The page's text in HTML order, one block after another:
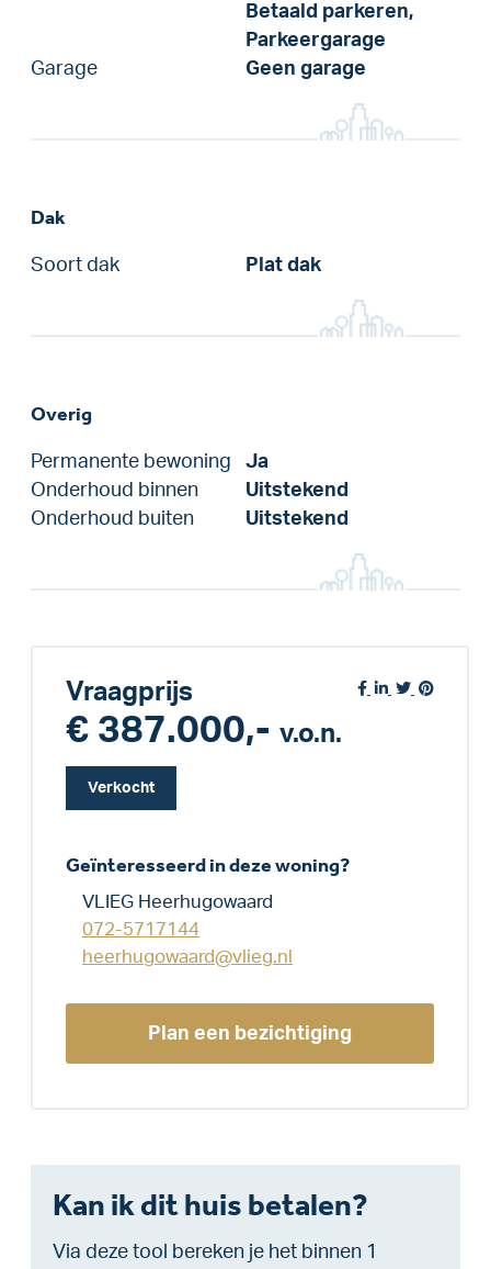
Betaald parkeren,
Parkeergarage
Garage
Geen garage
Dak
Soort dak Plat dak
Overig
Permanente bewoning
Ja
Onderhoud binnen
Uitstekend
Onderhoud buiten
Uitstekend
Vraagprijs
€ 387.000,- v.o.n.
Verkocht
Geïnteresseerd in deze woning?
VLIEG Heerhugowaard
072-5717144
heerhugowaard@vlieg.nl
Plan een bezichtiging
Kan ik dit huis betalen?
Via deze tool bereken je het binnen 1